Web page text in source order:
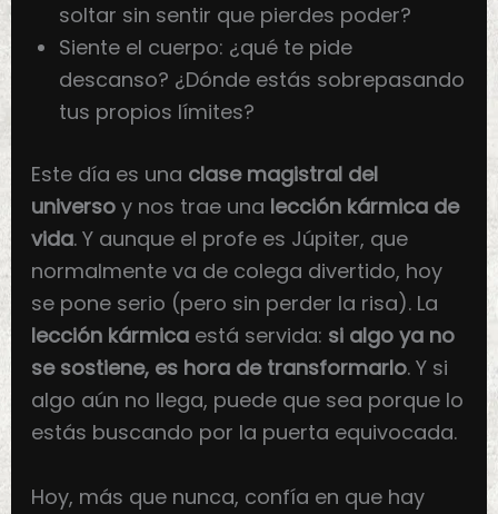
soltar sin sentir que pierdes poder?
Siente el cuerpo: ¿qué te pide
descanso? ¿Dónde estás sobrepasando
tus propios límites?
Este día es una clase magistral del
universoy nos trae una lección kármica de
vida. Y aunque el profe es Júpiter, que
normalmente va de colega divertido, hoy
se pone serio (pero sin perder la risa). La
lección kármicaestá servida: si algo ya no
se sostiene, es hora de transformarlo. Y si
algo aún no llega, puede que sea porque lo
estás buscando por la puerta equivocada.
Hoy, más que nunca, confía en que hay